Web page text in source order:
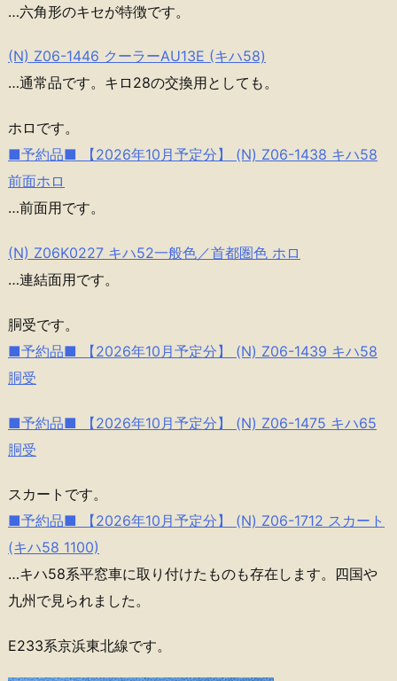
…六角形のキセが特徴です。
(N) Z06-1446 クーラーAU13E (キハ58)
…通常品です。キロ28の交換用としても。
ホロです。
■予約品■ 【2026年10月予定分】 (N) Z06-1438 キハ58
前面ホロ
…前面用です。
(N) Z06K0227 キハ52一般色／首都圏色 ホロ
…連結面用です。
胴受です。
■予約品■ 【2026年10月予定分】 (N) Z06-1439 キハ58
胴受
■予約品■ 【2026年10月予定分】 (N) Z06-1475 キハ65
胴受
スカートです。
■予約品■ 【2026年10月予定分】 (N) Z06-1712 スカート
(キハ58 1100)
…キハ58系平窓車に取り付けたものも存在します。四国や
九州で見られました。
E233系京浜東北線です。